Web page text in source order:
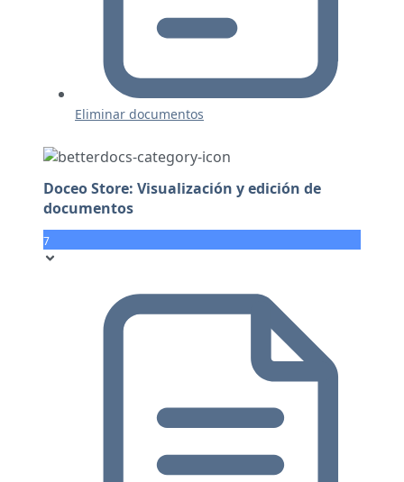
Eliminar documentos
Doceo Store: Visualización y edición de
documentos
7